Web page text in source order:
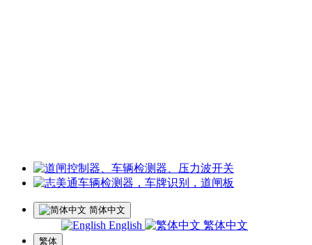
简体中文
English 繁体中文
繁体